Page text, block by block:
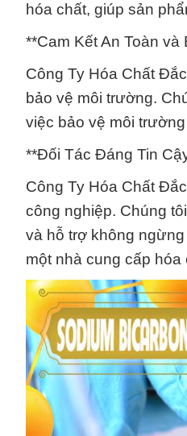
hóa chất, giúp sản
**Cam Kết An Toàn
Công Ty Hóa Chất
bảo vệ môi trường.
việc bảo vệ môi
**Đối Tác Đáng Tin
Công Ty Hóa Chất
công nghiệp. Chúng
và hỗ trợ không
một nhà cung cấp